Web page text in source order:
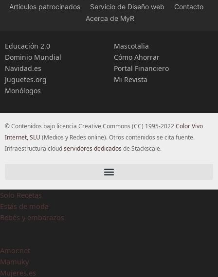
Artículos patrocinados Servicio de Diseño web
Contacto
Acerca de MyR
Educación 2.0
Dominio Mundial
Navidad.es
Juguetes.org
Monólogos
Mascotalia
Cómo Ahorrar
Portal Financiero
Mi Revista
© Contenidos bajo licencia Creative Commons (CC) 1995-2022Color Vivo
Internet, SLU (Medios y Redes online). Otros contenidos se cita fuente.
Infraestructura cloudservidores dedicados de Stackscale.
Solo Recetas
Estás de moda
Bebés y embarazos
Amor.net
Mamuky
Mujeres.es